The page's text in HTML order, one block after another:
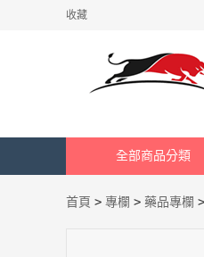
收藏
全部商品分類
首頁 > 專欄 > 藥品專欄 >